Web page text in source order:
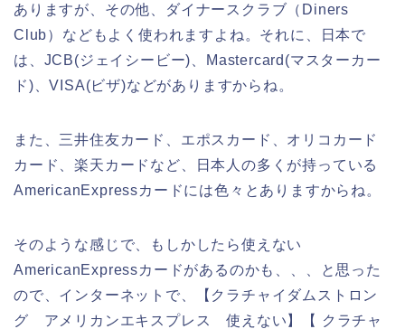
ありますが、その他、ダイナースクラブ（Diners
Club）などもよく使われますよね。それに、日本で
は、JCB(ジェイシービー)、Mastercard(マスターカー
ド)、VISA(ビザ)などがありますからね。
また、三井住友カード、エポスカード、オリコカード
カード、楽天カードなど、日本人の多くが持っている
AmericanExpressカードには色々とありますからね。
そのような感じで、もしかしたら使えない
AmericanExpressカードがあるのかも、、、と思った
ので、インターネットで、【クラチャイダムストロン
グ アメリカンエキスプレス 使えない】【 クラチャ